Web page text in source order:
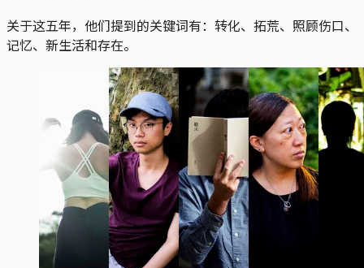
关于这五年，他们提到的关键词有：转化、拓荒、照顾伤口、
记忆、新生活和存在。